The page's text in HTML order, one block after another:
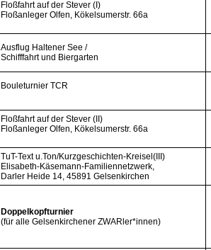
Floßfahrt auf der Stever (I)
Floßanleger Olfen, Kökelsumerstr. 66a
Ausflug Haltener See /
Schifffahrt und Biergarten
Bouleturnier TCR
Floßfahrt auf der Stever (II)
Floßanleger Olfen, Kökelsumerstr. 66a
TuT-Text u.Ton/Kurzgeschichten-Kreisel(III)
Elisabeth-Käsemann-Familiennetzwerk,
Darler Heide 14, 45891 Gelsenkirchen
Doppelkopfturnier
(für alle Gelsenkirchener ZWARler*innen)